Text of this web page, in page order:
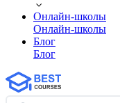
Онлайн-школы
Онлайн-школы
Блог
Блог